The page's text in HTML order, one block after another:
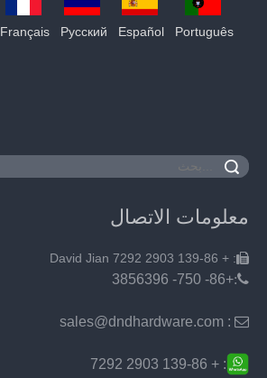
Português
Español
Pусский
Français
معلومات الاتصال

: + 139-86 2903 7292 David Jian
:
+86- 750- 3856396

: sales@dndhardware.com
: + 139-86 2903 7292